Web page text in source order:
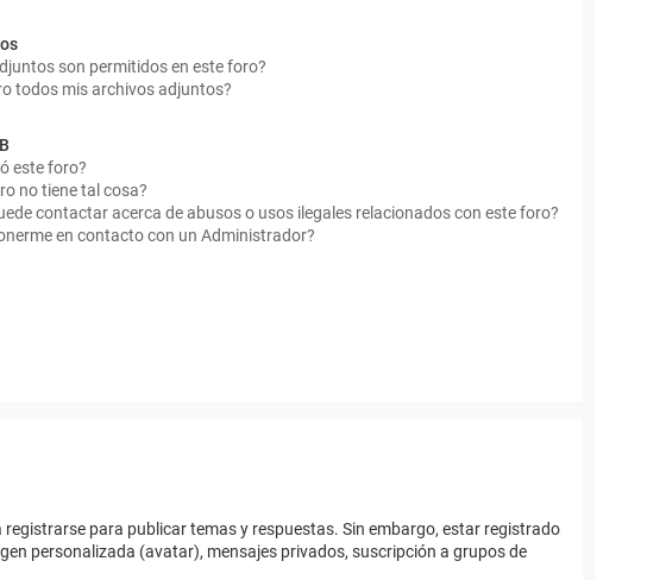
son permitidos en este foro?
todos mis archivos adjuntos?
este foro?
no tiene tal cosa?
contactar acerca de abusos o usos ilegales relacionados con este foro?
en contacto con un Administrador?
para publicar temas y respuestas. Sin embargo, estar registrado
personalizada (avatar), mensajes privados, suscripción a grupos de